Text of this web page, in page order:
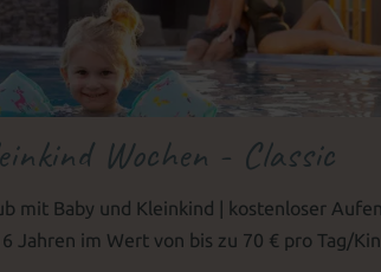
Wochen - Classic
mit Baby und Kleinkind | kostenloser
Jahren im Wert von bis zu 70 € pro Tag/